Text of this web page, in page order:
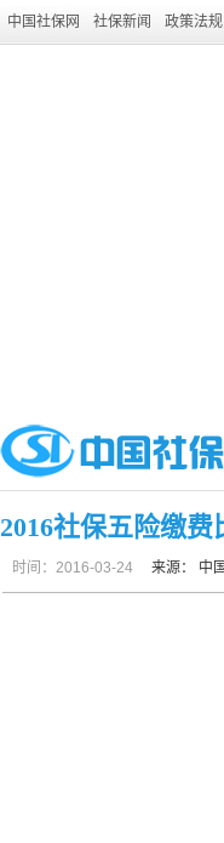
中国社保网 社保新闻 政策法规
2016社保五险缴
时间：2016-03-24 来源： 中